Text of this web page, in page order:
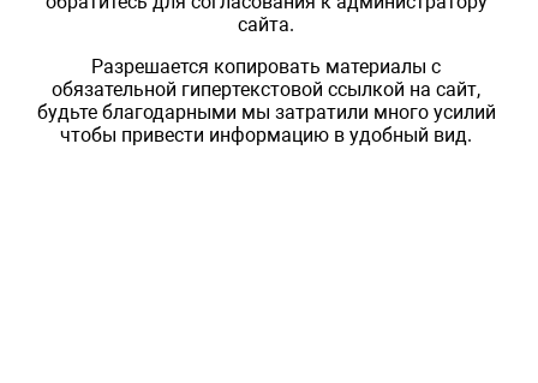
сайта.
Разрешается копировать материалы с
обязательной гипертекстовой ссылкой на сайт,
будьте благодарными мы затратили много усилий
чтобы привести информацию в удобный вид.